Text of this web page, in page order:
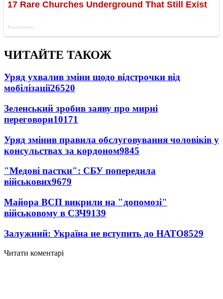
ЧИТАЙТЕ ТАКОЖ
Уряд ухвалив зміни щодо відстрочки від
мобілізації26520
Зеленський зробив заяву про мирні
переговори10171
Уряд змінив правила обслуговування чоловіків у
консульствах за кордоном9845
"Медові пастки": СБУ попередила
військових9679
Майора ВСП викрили на "допомозі"
військовому в СЗЧ9139
Залужний: Україна не вступить до НАТО8529
Читати коментарі